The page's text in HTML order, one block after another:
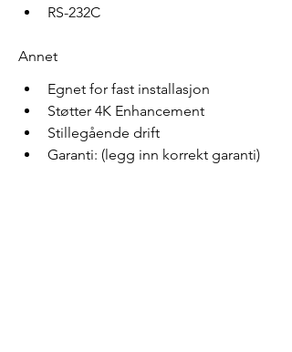
RS-232C
Annet
Egnet for fast installasjon
Støtter 4K Enhancement
Stillegående drift
Garanti: (legg inn korrekt garanti)